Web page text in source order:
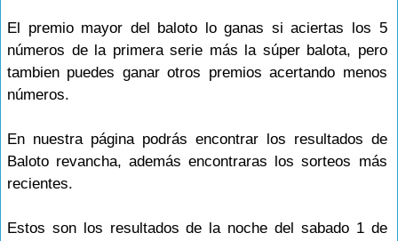
El premio mayor del baloto lo ganas si aciertas los 5
números de la primera serie más la súper balota, pero
tambien puedes ganar otros premios acertando menos
números.
En nuestra página podrás encontrar los resultados de
Baloto revancha, además encontraras los sorteos más
recientes.
Estos son los resultados de la noche del sabado 1 de